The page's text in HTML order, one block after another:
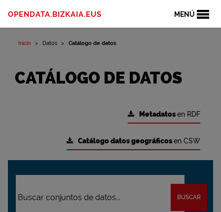
MENÚ
OPENDATA.BIZKAIA.EUS
Inicio Datos Catálogo de datos
CATÁLOGO DE DATOS
Metadatosen RDF
Catálogo datos geográficosen CSW
BUSCAR